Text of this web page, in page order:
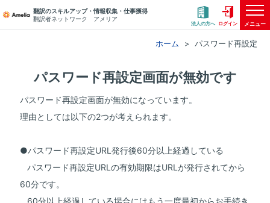
翻訳のスキルアップ・情報収集・仕事獲得
翻訳者ネットワーク アメリア
法人の方へ ログイン メニュー
ホーム パスワード再設定
パスワード再設定画面が無効です
パスワード再設定画面が無効になっています。
理由としては以下の2つが考えられます。
●パスワード再設定URL発行後60分以上経過している
パスワード再設定URLの有効期限はURLが発行されてから
60分です。
60分以上経過している場合にはもう一度最初からお手続き